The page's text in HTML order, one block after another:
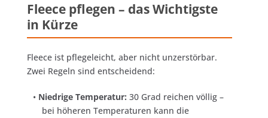
Fleece pflegen – das Wichtigste
in Kürze
Fleece ist pflegeleicht, aber nicht unzerstörbar.
Zwei Regeln sind entscheidend:
• Niedrige Temperatur: 30 Grad reichen völlig –
bei höheren Temperaturen kann die